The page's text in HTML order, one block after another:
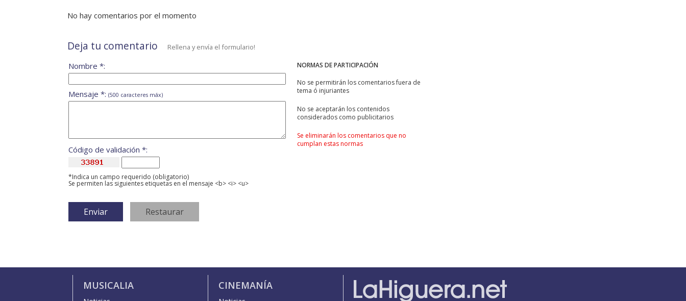
No hay comentarios por el momento
Deja tu comentario Rellena y envía el formulario!
NORMAS DE PARTICIPACIÓN
No se permitirán los comentarios fuera de
tema ó injuriantes
No se aceptarán los contenidos
considerados como publicitarios
Se eliminarán los comentarios que no
cumplan estas normas
Nombre *:
Mensaje *: (500 caracteres máx)
Código de validación *:
*Indica un campo requerido (obligatorio)
Se permiten las siguientes etiquetas en el mensaje <b> <i> <u>
MUSICALIA CINEMANÍA